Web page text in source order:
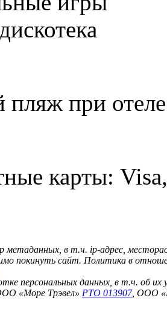
пляж при
карты:
метаданных, в т.ч. ip-адрес,
покинуть сайт. Политика в
персональных данных, в т.ч. об их
«Море Трэвел» РТО 013907, ООО